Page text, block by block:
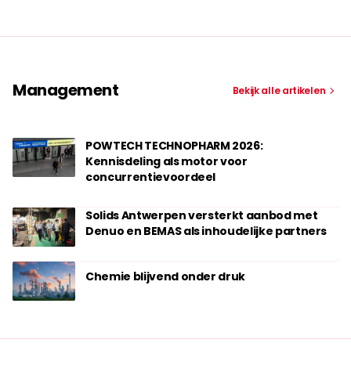
Management Bekijk alle artikelen
POWTECH TECHNOPHARM 2026:
Kennisdeling als motor voor
concurrentievoordeel
Solids Antwerpen versterkt aanbod met
Denuo en BEMAS als inhoudelijke partners
Chemie blijvend onder druk